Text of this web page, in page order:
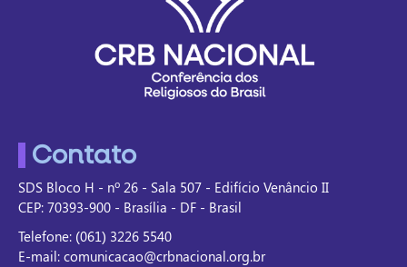
Contato
SDS Bloco H - nº 26 - Sala 507 - Edifício Venâncio II
CEP: 70393-900 - Brasília - DF - Brasil
Telefone: (061) 3226 5540
E-mail: comunicacao@crbnacional.org.br